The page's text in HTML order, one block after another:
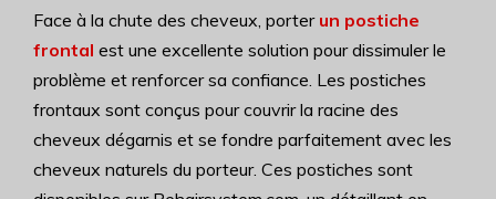
Face à la chute des cheveux, porter un postiche
frontal est une excellente solution pour dissimuler le
problème et renforcer sa confiance. Les postiches
frontaux sont conçus pour couvrir la racine des
cheveux dégarnis et se fondre parfaitement avec les
cheveux naturels du porteur. Ces postiches sont